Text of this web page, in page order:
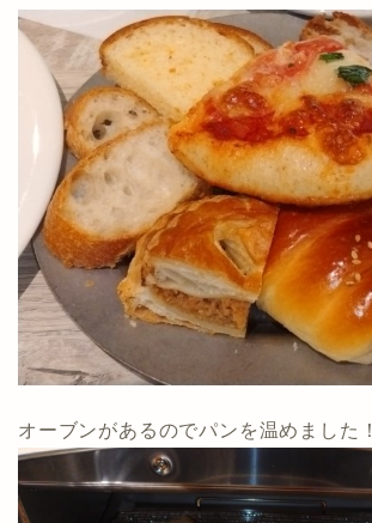
オーブンがあるのでパンを温めました！